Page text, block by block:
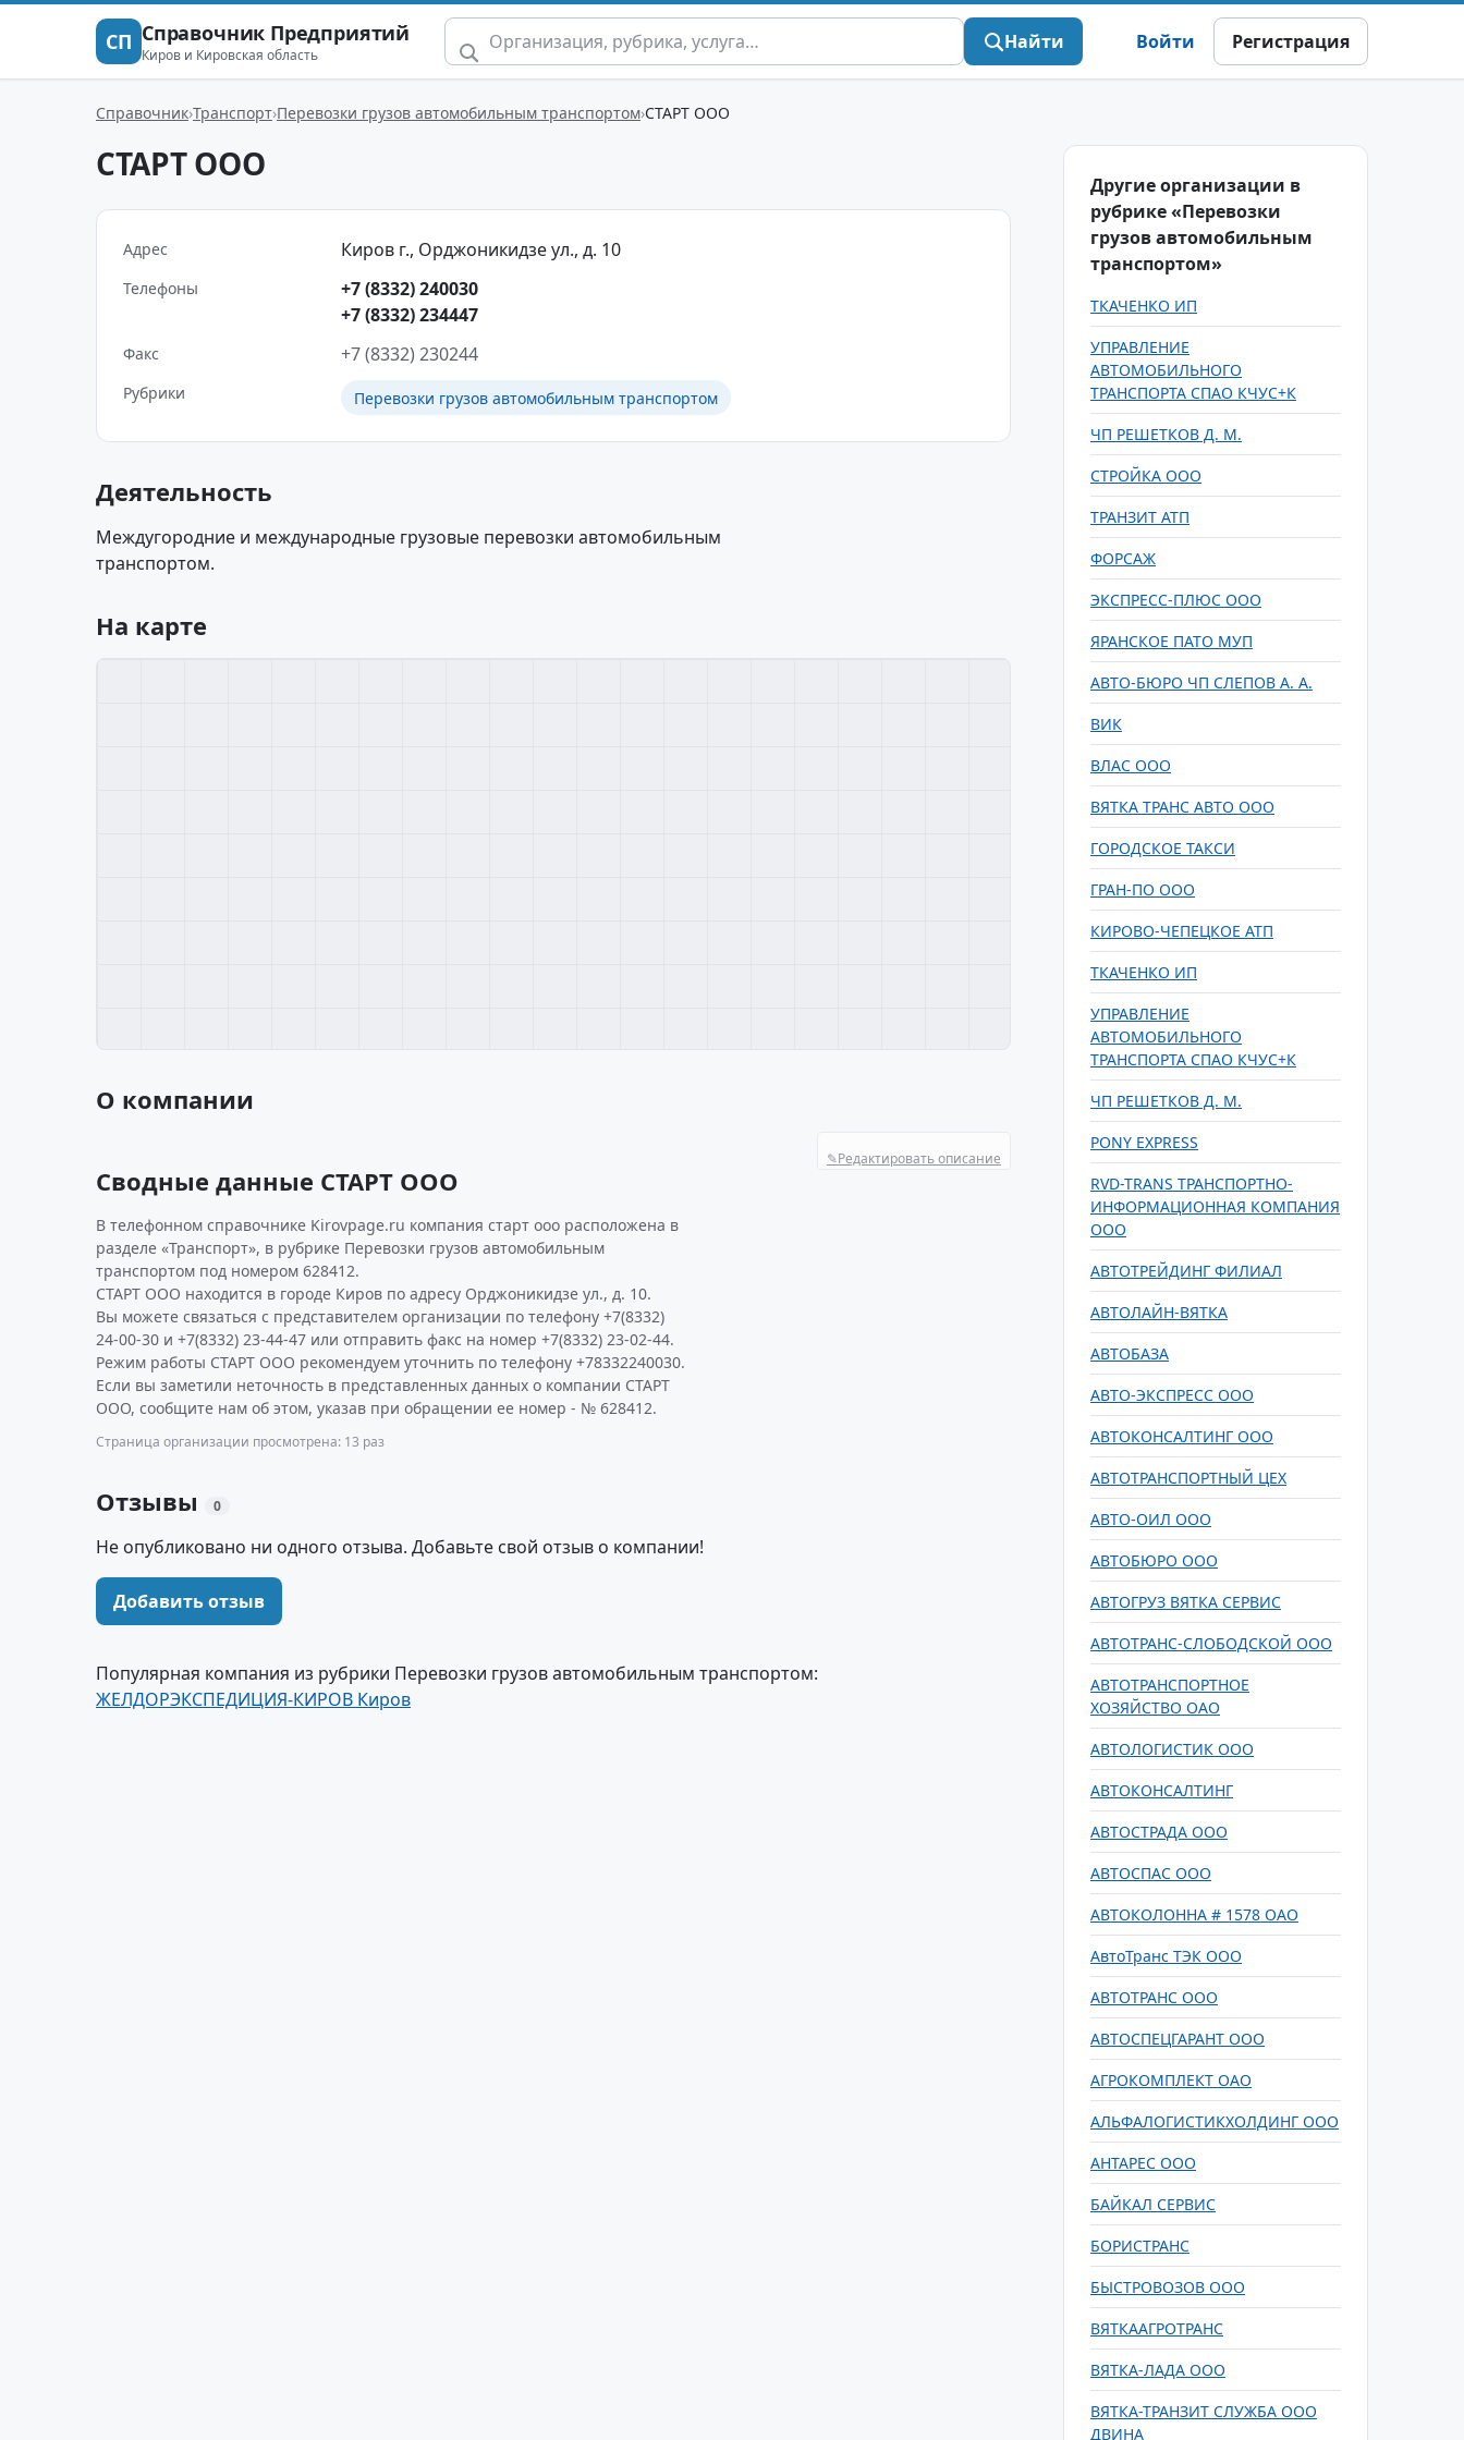
СП Справочник Предприятий
Киров и Кировская область
Найти Войти Регистрация
Справочник Транспорт Перевозки грузов автомобильным транспортом СТАРТ ООО
СТАРТ ООО
Адрес Киров г., Орджоникидзе ул., д. 10
Телефоны
+7 (8332) 240030
+7 (8332) 234447
Факс +7 (8332) 230244
Рубрики Перевозки грузов автомобильным транспортом
Деятельность
Междугородние и международные грузовые перевозки автомобильным
транспортом.
На карте
О компании
✎Редактировать описание
Сводные данные СТАРТ ООО
В телефонном справочнике Kirovpage.ru компания старт ооо расположена в
разделе «Транспорт», в рубрике Перевозки грузов автомобильным
транспортом под номером 628412.
СТАРТ ООО находится в городе Киров по адресу Орджоникидзе ул., д. 10.
Вы можете связаться с представителем организации по телефону +7(8332)
24-00-30 и +7(8332) 23-44-47 или отправить факс на номер +7(8332) 23-02-44.
Режим работы СТАРТ ООО рекомендуем уточнить по телефону +78332240030.
Если вы заметили неточность в представленных данных о компании СТАРТ
ООО, сообщите нам об этом, указав при обращении ее номер - № 628412.
Страница организации просмотрена: 13 раз
Отзывы 0
Не опубликовано ни одного отзыва. Добавьте свой отзыв о компании!
Добавить отзыв
Популярная компания из рубрики Перевозки грузов автомобильным транспортом:
ЖЕЛДОРЭКСПЕДИЦИЯ-КИРОВ Киров
Другие организации в
рубрике «Перевозки
грузов автомобильным
транспортом»
ТКАЧЕНКО ИП
УПРАВЛЕНИЕ
АВТОМОБИЛЬНОГО
ТРАНСПОРТА СПАО КЧУС+К
ЧП РЕШЕТКОВ Д. М.
СТРОЙКА ООО
ТРАНЗИТ АТП
ФОРСАЖ
ЭКСПРЕСС-ПЛЮС ООО
ЯРАНСКОЕ ПАТО МУП
АВТО-БЮРО ЧП СЛЕПОВ А. А.
ВИК
ВЛАС ООО
ВЯТКА ТРАНС АВТО ООО
ГОРОДСКОЕ ТАКСИ
ГРАН-ПО ООО
КИРОВО-ЧЕПЕЦКОЕ АТП
ТКАЧЕНКО ИП
УПРАВЛЕНИЕ
АВТОМОБИЛЬНОГО
ТРАНСПОРТА СПАО КЧУС+К
ЧП РЕШЕТКОВ Д. М.
PONY EXPRESS
RVD-TRANS ТРАНСПОРТНО-
ИНФОРМАЦИОННАЯ КОМПАНИЯ
ООО
АВТОТРЕЙДИНГ ФИЛИАЛ
АВТОЛАЙН-ВЯТКА
АВТОБАЗА
АВТО-ЭКСПРЕСС ООО
АВТОКОНСАЛТИНГ ООО
АВТОТРАНСПОРТНЫЙ ЦЕХ
АВТО-ОИЛ ООО
АВТОБЮРО ООО
АВТОГРУЗ ВЯТКА СЕРВИС
АВТОТРАНС-СЛОБОДСКОЙ ООО
АВТОТРАНСПОРТНОЕ
ХОЗЯЙСТВО ОАО
АВТОЛОГИСТИК ООО
АВТОКОНСАЛТИНГ
АВТОСТРАДА ООО
АВТОСПАС ООО
АВТОКОЛОННА # 1578 ОАО
АвтоТранс ТЭК ООО
АВТОТРАНС ООО
АВТОСПЕЦГАРАНТ ООО
АГРОКОМПЛЕКТ ОАО
АЛЬФАЛОГИСТИКХОЛДИНГ ООО
АНТАРЕС ООО
БАЙКАЛ СЕРВИС
БОРИСТРАНС
БЫСТРОВОЗОВ ООО
ВЯТКААГРОТРАНС
ВЯТКА-ЛАДА ООО
ВЯТКА-ТРАНЗИТ СЛУЖБА ООО
ДВИНА